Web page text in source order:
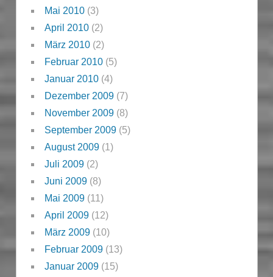
Mai 2010(3)
April 2010(2)
März 2010(2)
Februar 2010(5)
Januar 2010(4)
Dezember 2009(7)
November 2009(8)
September 2009(5)
August 2009(1)
Juli 2009(2)
Juni 2009(8)
Mai 2009(11)
April 2009(12)
März 2009(10)
Februar 2009(13)
Januar 2009(15)